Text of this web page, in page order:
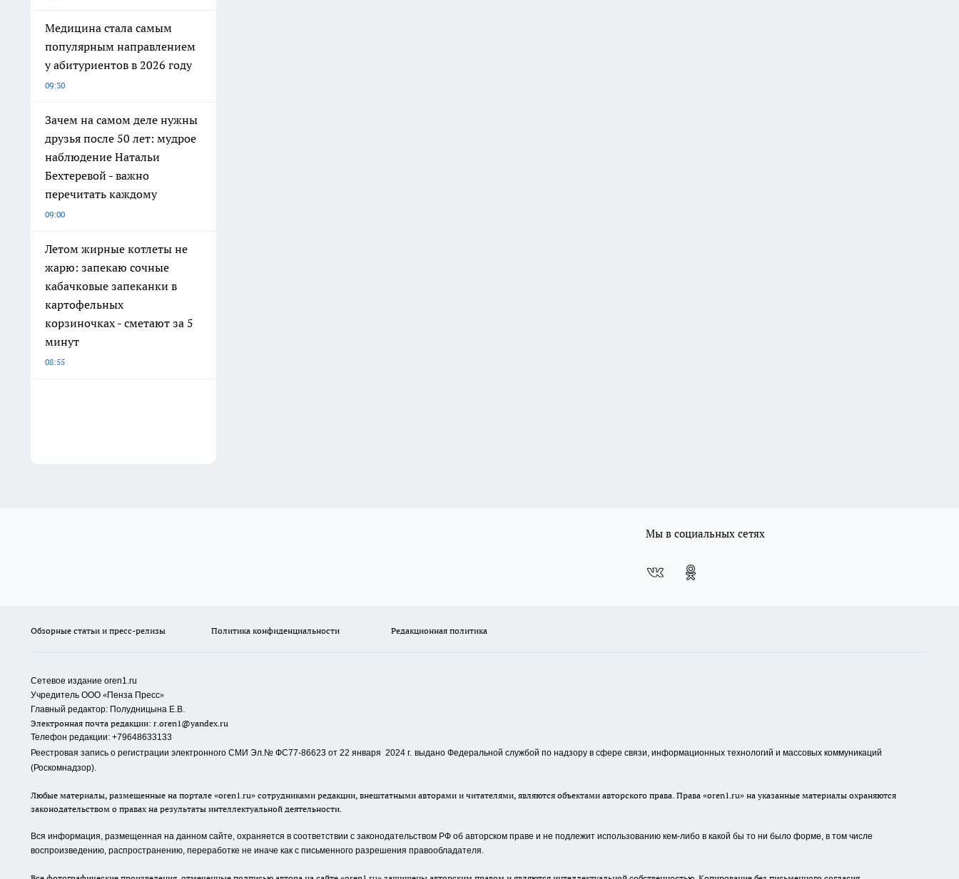
Медицина стала самым
популярным направлением
у абитуриентов в 2026 году
09:30
Зачем на самом деле нужны
друзья после 50 лет: мудрое
наблюдение Натальи
Бехтеревой - важно
перечитать каждому
09:00
Летом жирные котлеты не
жарю: запекаю сочные
кабачковые запеканки в
картофельных
корзиночках - сметают за 5
минут
08:55
Мы в социальных сетях
Обзорные статьи и пресс-релизы Политика конфиденциальности Редакционная политика
Сетевое издание oren1.ru
Учредитель ООО «Пенза Пресс»
Главный редактор: Полудницына Е.В.
Электронная почта редакции: r.oren1@yandex.ru
Телефон редакции: +79648633133
Реестровая запись о регистрации электронного СМИ Эл.№ ФС77-86623 от 22 января 2024 г. выдано Федеральной службой по надзору в сфере связи, информационных технологий и массовых коммуникаций
(Роскомнадзор).
Любые материалы, размещенные на портале «oren1.ru» сотрудниками редакции, внештатными авторами и читателями, являются объектами авторского права. Права «oren1.ru» на указанные материалы охраняются
законодательством о правах на результаты интеллектуальной деятельности.
Вся информация, размещенная на данном сайте, охраняется в соответствии с законодательством РФ об авторском праве и не подлежит использованию кем-либо в какой бы то ни было форме, в том числе
воспроизведению, распространению, переработке не иначе как с письменного разрешения правообладателя.